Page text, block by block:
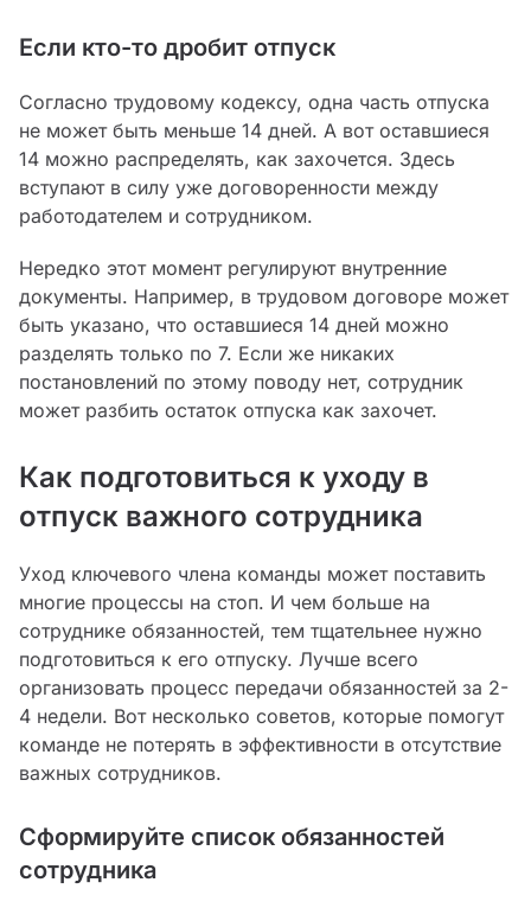
Если кто-то дробит отпуск
Согласно трудовому кодексу, одна часть отпуска
не может быть меньше 14 дней. А вот оставшиеся
14 можно распределять, как захочется. Здесь
вступают в силу уже договоренности между
работодателем и сотрудником.
Нередко этот момент регулируют внутренние
документы. Например, в трудовом договоре может
быть указано, что оставшиеся 14 дней можно
разделять только по 7. Если же никаких
постановлений по этому поводу нет, сотрудник
может разбить остаток отпуска как захочет.
Как подготовиться к уходу в
отпуск важного сотрудника
Уход ключевого члена команды может поставить
многие процессы на стоп. И чем больше на
сотруднике обязанностей, тем тщательнее нужно
подготовиться к его отпуску. Лучше всего
организовать процесс передачи обязанностей за 2-
4 недели. Вот несколько советов, которые помогут
команде не потерять в эффективности в отсутствие
важных сотрудников.
Сформируйте список обязанностей
сотрудника